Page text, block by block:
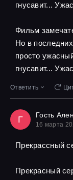
гнусавит...
Фильм
Но в
просто
гнусавит...
Ответить
Г Гость
16 марта
Прекрассный
Прекрасный